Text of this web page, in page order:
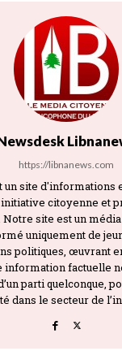
https://libnanews.com
un site d'informations
citoyenne et
Notre site est un
uniquement de
politiques, œuvrant
information factuelle
parti quelconque,
dans le secteur de